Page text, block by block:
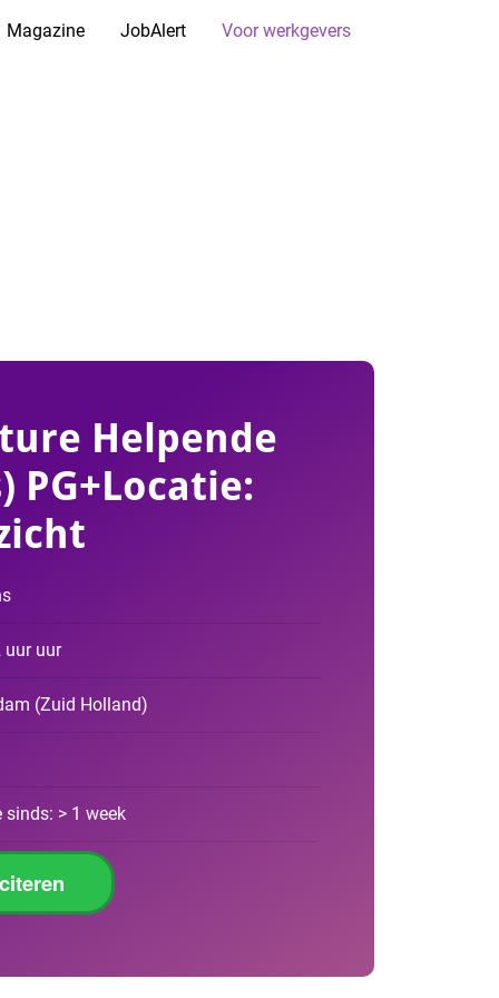
Magazine JobAlert Voor werkgevers
Helpende
PG+Locatie:
uur uur
(Zuid Holland)
> 1 week